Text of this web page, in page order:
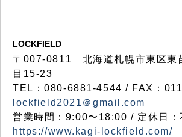
LOCKFIELD
〒007-0811 北海道札幌市東区東
目15-23
TEL：080-6881-4544 / FAX：
lockfield2021＠gmail.com
営業時間：9:00〜18:00 / 定休日：
https://www.kagi-lockfield.com/